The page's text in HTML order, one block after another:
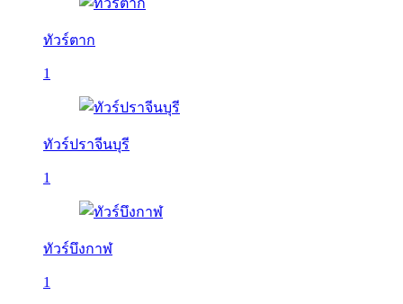
ทัวร์ตาก
1
ทัวร์ปราจีนบุรี
1
ทัวร์บึงกาฬ
1